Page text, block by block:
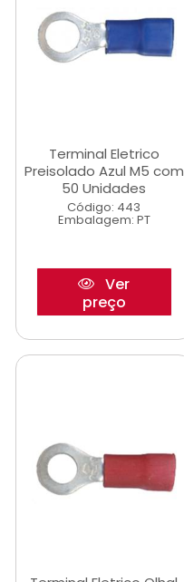
Terminal Eletrico
Preisolado Azul M5 com
50 Unidades
Código: 443
Embalagem: PT
Ver
preço